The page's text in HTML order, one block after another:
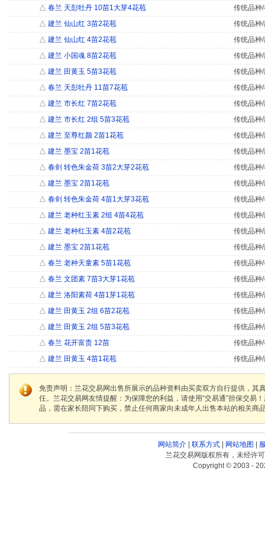
△ 春兰 天彭牡丹 10苗1大芽4花苞
传统品种
△ 建兰 仙山红 3苗2花苞
传统品种
△ 建兰 仙山红 4苗2花苞
传统品种
△ 建兰 小国魂 8苗2花苞
传统品种
△ 建兰 田黄玉 5苗3花苞
传统品种
△ 春兰 天彭牡丹 11苗7花苞
传统品种
△ 建兰 市长红 7苗2花苞
传统品种
△ 建兰 市长红 2组 5苗3花苞
传统品种
△ 建兰 至尊红颜 2苗1花苞
传统品种
△ 建兰 墨宝 2苗1花苞
传统品种
△ 春剑 转色朱金荷 3苗2大芽2花苞
传统品种
△ 建兰 墨宝 2苗1花苞
传统品种
△ 春剑 转色朱金荷 4苗1大芽3花苞
传统品种
△ 建兰 老种红玉素 2组 4苗4花苞
传统品种
△ 建兰 老种红玉素 4苗2花苞
传统品种
△ 建兰 墨宝 2苗1花苞
传统品种
△ 春兰 老种天童素 5苗1花苞
传统品种
△ 春兰 文团素 7苗3大芽1花苞
传统品种
△ 建兰 洛阳素荷 4苗1芽1花苞
传统品种
△ 建兰 田黄玉 2组 6苗2花苞
传统品种
△ 建兰 田黄玉 2组 5苗3花苞
传统品种
△ 春兰 花开富贵 12苗
传统品种
△ 建兰 田黄玉 4苗1花苞 传统品种
免责声明：兰花交易网出售所展示的品种资料由买卖双方自行提供，
任。兰花交易网友情提醒：为保障您的利益，请使用“交易通”担保交
品，需在家长陪同下购买，禁止任何商家向未成年人出售本站的相关商
网站简介| 联系方式| 网站地图
兰花交易网版权所有，未经许
Copyright © 2003 -